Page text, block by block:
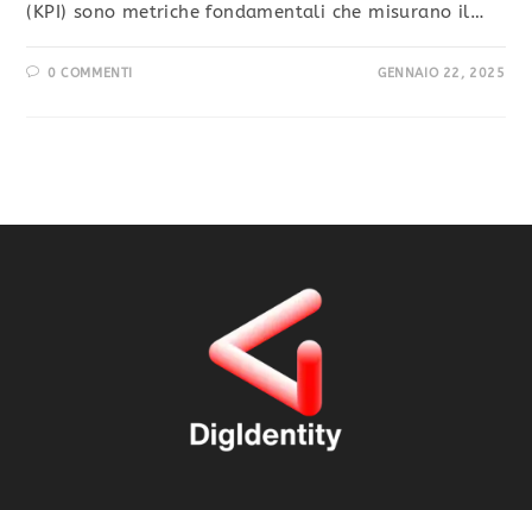
(KPI) sono metriche fondamentali che misurano il…
0 COMMENTI GENNAIO 22, 2025